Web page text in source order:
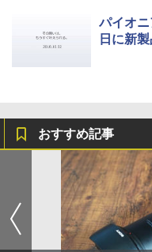
パイオ
日に新
おすすめ記事